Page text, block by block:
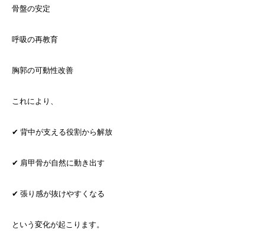
骨盤の安定
呼吸の再教育
胸郭の可動性改善
これにより、
✔ 背中が支える役割から解放
✔ 肩甲骨が自然に動き出す
✔ 張り感が抜けやすくなる
という変化が起こります。